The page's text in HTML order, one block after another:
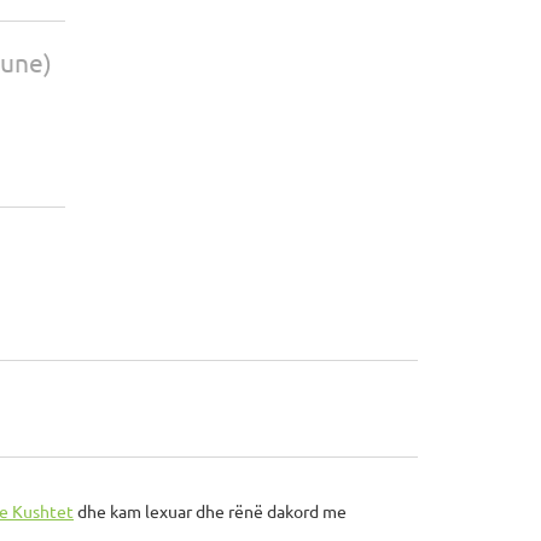
Kushtet dhe kam lexuar dhe rënë dakord me